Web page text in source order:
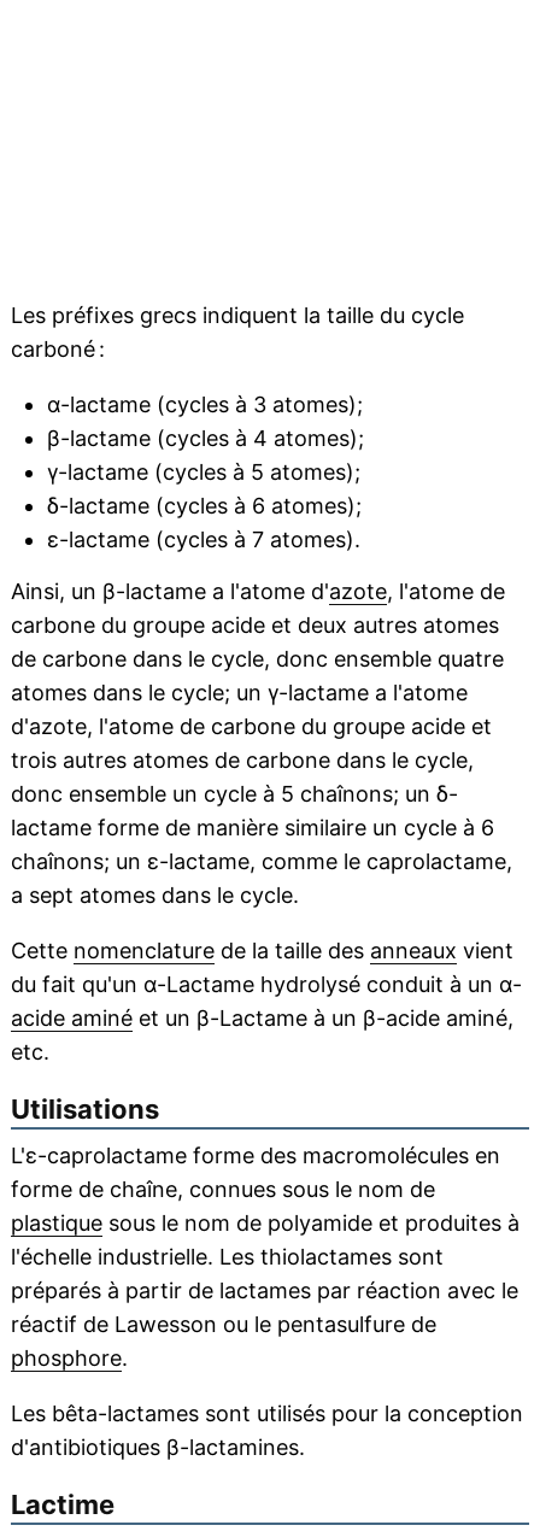
Les préfixes grecs indiquent la taille du cycle
carboné :
α-lactame (cycles à 3 atomes);
β-lactame (cycles à 4 atomes);
γ-lactame (cycles à 5 atomes);
δ-lactame (cycles à 6 atomes);
ε-lactame (cycles à 7 atomes).
Ainsi, un β-lactame a l'atome d'azote, l'atome de
carbone du groupe acide et deux autres atomes
de carbone dans le cycle, donc ensemble quatre
atomes dans le cycle; un γ-lactame a l'atome
d'azote, l'atome de carbone du groupe acide et
trois autres atomes de carbone dans le cycle,
donc ensemble un cycle à 5 chaînons; un δ-
lactame forme de manière similaire un cycle à 6
chaînons; un ε-lactame, comme le caprolactame,
a sept atomes dans le cycle.
Cette nomenclaturede la taille des anneaux vient
du fait qu'un α-Lactame hydrolysé conduit à un α-
acide aminéet un β-Lactame à un β-acide aminé,
etc.
Utilisations
L'ε-caprolactame forme des macromolécules en
forme de chaîne, connues sous le nom de
plastiquesous le nom de polyamide et produites à
l'échelle industrielle. Les thiolactames sont
préparés à partir de lactames par réaction avec le
réactif de Lawesson ou le pentasulfure de
phosphore.
Les bêta-lactames sont utilisés pour la conception
d'antibiotiques β-lactamines.
Lactime